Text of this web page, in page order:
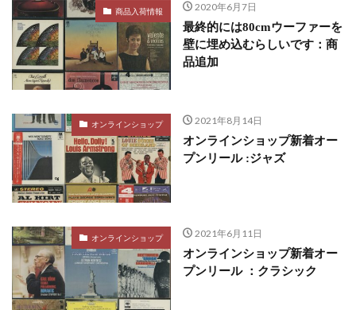
商品入荷情報 2020年6月7日
最終的には80cmウーファーを
壁に埋め込むらしいです：商
品追加
オンラインショップ 2021年8月14日
オンラインショップ新着オー
プンリール :ジャズ
オンラインショップ 2021年6月11日
オンラインショップ新着オー
プンリール ：クラシック